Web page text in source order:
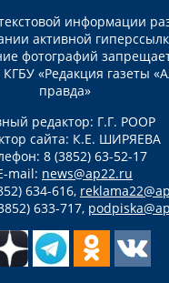
информации
активной
фотографий
«Редакция газеты
правда»
редактор: Г.Г. РООР
сайта: К.Е. ШИРЯЕВА
8 (3852) 63-52-17
mail: news@ap22.ru
634-616,
633-717,